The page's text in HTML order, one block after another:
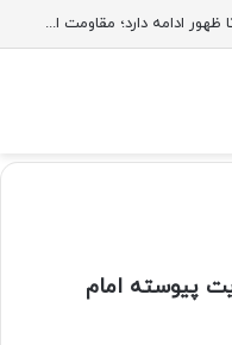
شیخ نعیم قاسم: راه امام حسین(ع) تا ظهور ادامه دارد؛ مقاومت از کربلا الهام می‌گیرد
پیوسته امام